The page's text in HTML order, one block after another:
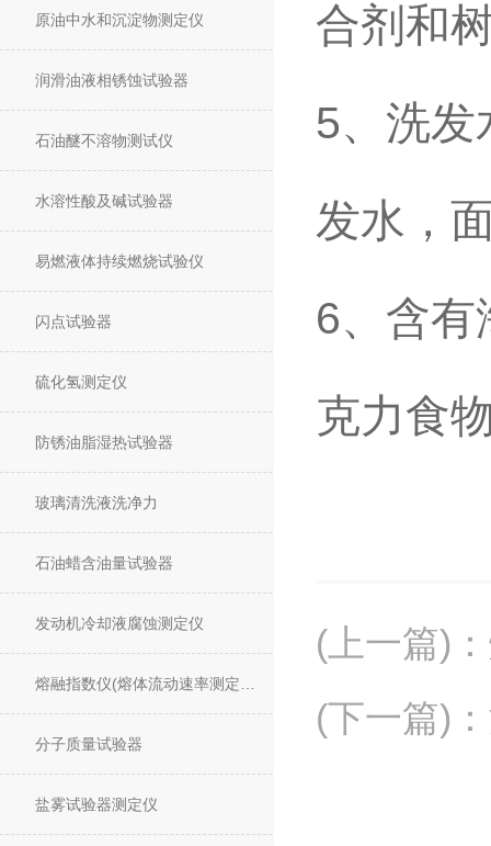
原油中水和沉淀物测定仪
润滑油液相锈蚀试验器
石油醚不溶物测试仪
水溶性酸及碱试验器
易燃液体持续燃烧试验仪
闪点试验器
硫化氢测定仪
防锈油脂湿热试验器
玻璃清洗液洗净力
石油蜡含油量试验器
发动机冷却液腐蚀测定仪
分子质量试验器
盐雾试验器测定仪
合剂和
5、洗
发水，
6、含
克力食
(上一篇) ：
(下一篇) ：